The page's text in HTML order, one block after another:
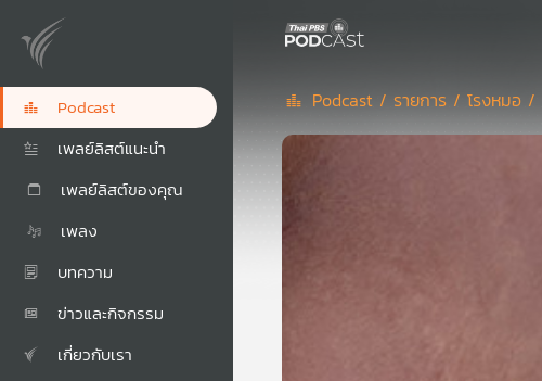
Podcast
เพลย์ลิสต์แนะนำ
เพลย์ลิสต์ของคุณ
เพลง
บทความ
ข่าวและกิจกรรม
เกี่ยวกับเรา
Podcast / รายการ /โรงหมอ /